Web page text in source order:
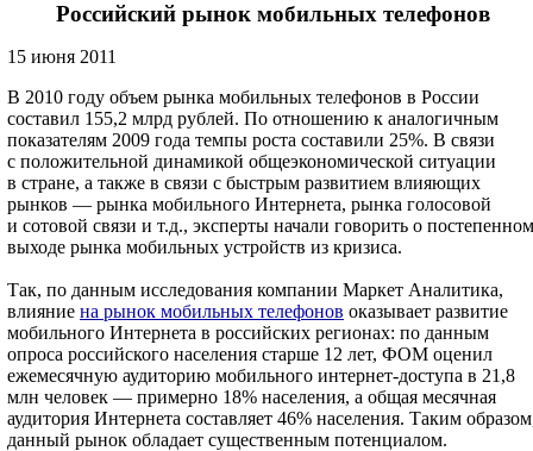
Российский рынок мобильных телефонов
15 июня 2011
В 2010 году объем рынка мобильных телефонов в России
составил 155,2 млрд рублей. По отношению к аналогичным
показателям 2009 года темпы роста составили 25%. В связи
с положительной динамикой общеэкономической ситуации
в стране, а также в связи с быстрым развитием влияющих
рынков — рынка мобильного Интернета, рынка голосовой
и сотовой связи и т.д., эксперты начали говорить о постепенном
выходе рынка мобильных устройств из кризиса.
Так, по данным исследования компании Маркет Аналитика,
влияние на рынок мобильных телефонов оказывает развитие
мобильного Интернета в российских регионах: по данным
опроса российского населения старше 12 лет, ФОМ оценил
ежемесячную аудиторию мобильного интернет-доступа в 21,8
млн человек — примерно 18% населения, а общая месячная
аудитория Интернета составляет 46% населения. Таким
данный рынок обладает существенным потенциалом.